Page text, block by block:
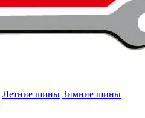
Летние шины Зимние шины